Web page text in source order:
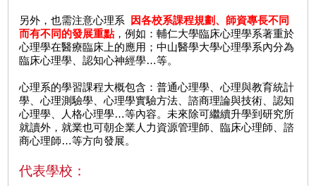
另外，也需注意心理系
因各校系課程規劃、師資專長不同
而有不同的發展重點 ，例如：輔仁大學臨床心理學系著重於
心理學在醫療臨床上的應用；中山醫學大學心理學系內分為
臨床心理學、認知心神經學…等。
心理系的學習課程大概包含：普通心理學、心理與教育統計
學、心理測驗學、心理學實驗方法、諮商理論與技術、認知
心理學、人格心理學…等內容。未來除可繼續升學到研究所
就讀外，就業也可朝企業人力資源管理師、臨床心理師、諮
商心理師…等方向發展。
代表學校：